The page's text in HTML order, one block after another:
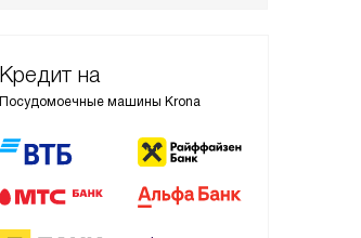
Кредит на
Посудомоечные машины Krona